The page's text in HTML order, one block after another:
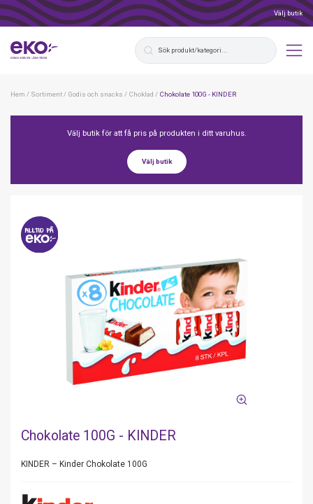
Välj butik
Hem / Sortiment/ Godis och snacks / Choklad / Chokolate 100G - KINDER
Välj butik för att få pris på produkten i ditt varuhus.
Välj butik
Chokolate 100G - KINDER
KINDER – Kinder Chokolate 100G